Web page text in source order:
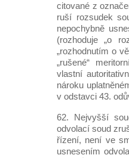
citované z
ruší rozsudek
nepochybně
(rozhoduje „o
„rozhodnutím o
„rušené“
vlastní
nároku
v odstavci 43.
62. Nejvyšší
odvolací soud
řízení, není ve
usnesením